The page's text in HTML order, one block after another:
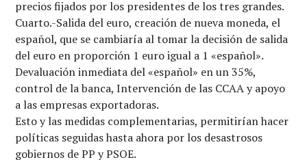
precios fijados por los presidentes de los tres grandes.
Cuarto.-Salida del euro, creación de nueva moneda, el
español, que se cambiaría al tomar la decisión de salida
del euro en proporción 1 euro igual a 1 «español».
Devaluación inmediata del «español» en un 35%,
control de la banca, Intervención de las CCAA y apoyo
a las empresas exportadoras.
Esto y las medidas complementarias, permitirían hacer
políticas seguidas hasta ahora por los desastrosos
gobiernos de PP y PSOE.